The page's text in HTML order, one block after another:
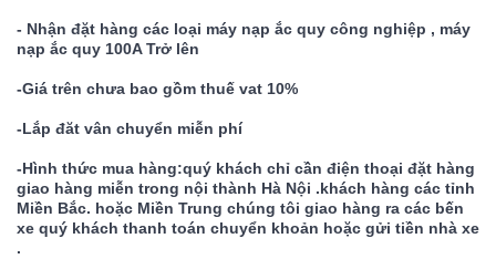
- Nhận đặt hàng các loại máy nạp ắc quy công nghiệp , máy
nạp ắc quy 100A Trở lên
-Giá trên chưa bao gồm thuế vat 10%
-Lắp đăt vân chuyển miễn phí
-Hình thức mua hàng:quý khách chỉ cần điện thoại đặt hàng
giao hàng miễn trong nội thành Hà Nội .khách hàng các tỉnh
Miền Bắc. hoặc Miền Trung chúng tôi giao hàng ra các bến
xe quý khách thanh toán chuyển khoản hoặc gửi tiền nhà xe
.